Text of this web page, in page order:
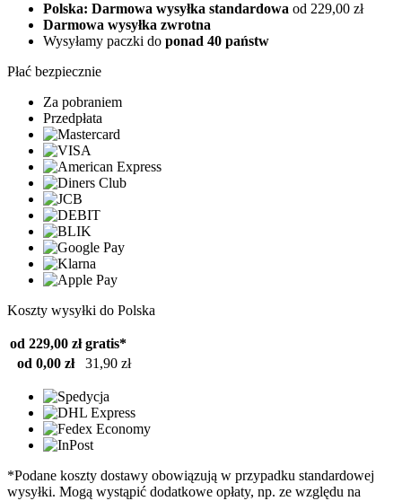
Polska: Darmowa wysyłka standardowa od 229,00 zł
Darmowa wysyłka zwrotna
Wysyłamy paczki do ponad 40 państw
Płać bezpiecznie
Za pobraniem
Przedpłata
Koszty wysyłki do Polska
od 229,00 zł gratis*
od 0,00 zł
31,90 zł
*Podane koszty dostawy obowiązują w przypadku standardowej
wysyłki. Mogą wystąpić dodatkowe opłaty, np. ze względu na